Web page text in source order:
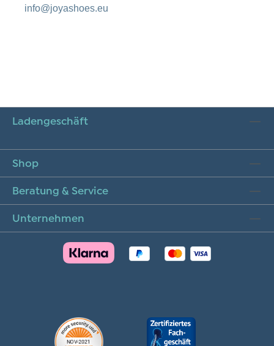
info@joyashoes.eu
Ladengeschäft
Shop
Beratung & Service
Unternehmen